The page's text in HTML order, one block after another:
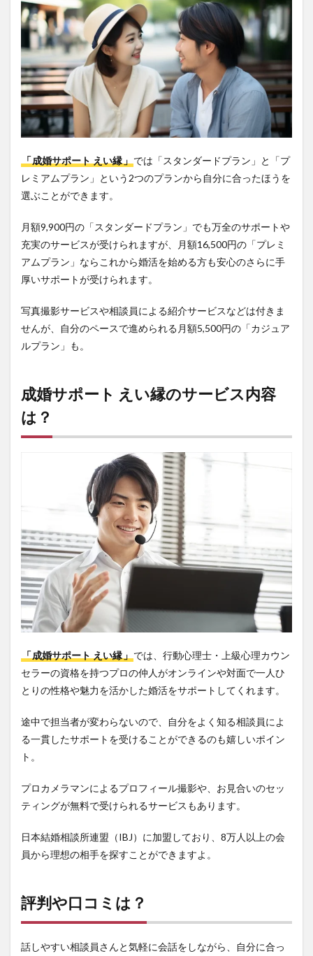
「成婚サポート えい縁 」 では「スタンダードプラン」と「プ
レミアムプラン」という2つのプランから自分に合ったほうを
選ぶことができます。
月額9,900円の「スタンダードプラン」でも万全のサポートや
充実のサービスが受けられますが、月額16,500円の「プレミ
アムプラン」ならこれから婚活を始める方も安心のさらに手
厚いサポートが受けられます。
写真撮影サービスや相談員による紹介サービスなどは付きま
せんが、自分のペースで進められる月額5,500円の「カジュア
ルプラン」も。
成婚サポート えい縁のサービス内容
は？
「成婚サポート えい縁」では、行動心理士・上級心理カウン
セラーの資格を持つプロの仲人がオンラインや対面で一人ひ
とりの性格や魅力を活かした婚活をサポートしてくれます。
途中で担当者が変わらないので、自分をよく知る相談員によ
る一貫したサポートを受けることができるのも嬉しいポイン
ト。
プロカメラマンによるプロフィール撮影や、お見合いのセッ
ティングが無料で受けられるサービスもあります。
日本結婚相談所連盟（IBJ）に加盟しており、8万人以上の会
員から理想の相手を探すことができますよ。
評判や口コミは？
話しやすい相談員さんと気軽に会話をしながら、自分に合っ